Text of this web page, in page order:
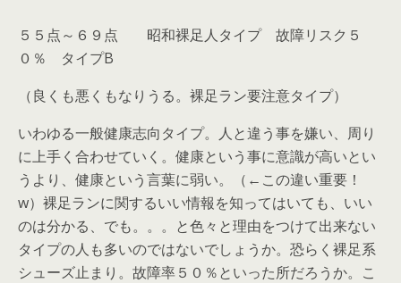
５５点～６９点 昭和裸足人タイプ 故障リスク５
０％ タイプB
（良くも悪くもなりうる。裸足ラン要注意タイプ）
いわゆる一般健康志向タイプ。人と違う事を嫌い、周り
に上手く合わせていく。健康という事に意識が高いとい
うより、健康という言葉に弱い。（←この違い重要！
w）裸足ランに関するいい情報を知ってはいても、いい
のは分かる、でも。。。と色々と理由をつけて出来ない
タイプの人も多いのではないでしょうか。恐らく裸足系
シューズ止まり。故障率５０％といった所だろうか。こ